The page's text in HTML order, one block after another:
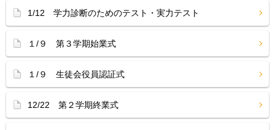
1/12 学力診断のためのテスト・実力テスト
１/９ 第３学期始業式
１/９ 生徒会役員認証式
12/22 第２学期終業式